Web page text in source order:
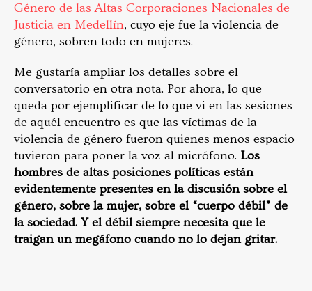
Género de las Altas Corporaciones Nacionales de
Justicia en Medellín, cuyo eje fue la violencia de
género, sobren todo en mujeres.
Me gustaría ampliar los detalles sobre el
conversatorio en otra nota. Por ahora, lo que
queda por ejemplificar de lo que vi en las sesiones
de aquél encuentro es que las víctimas de la
violencia de género fueron quienes menos espacio
tuvieron para poner la voz al micrófono. Los
hombres de altas posiciones políticas están
evidentemente presentes en la discusión sobre el
género, sobre la mujer, sobre el “cuerpo débil” de
la sociedad. Y el débil siempre necesita que le
traigan un megáfono cuando no lo dejan gritar.